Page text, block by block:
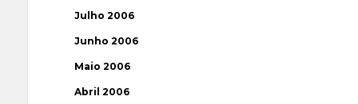
Julho 2006
Junho 2006
Maio 2006
Abril 2006